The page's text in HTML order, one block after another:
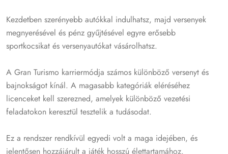
Kezdetben szerényebb autókkal indulhatsz, majd versenyek
megnyerésével és pénz gyűjtésével egyre erősebb
sportkocsikat és versenyautókat vásárolhatsz.
A Gran Turismo karriermódja számos különböző versenyt és
bajnokságot kínál. A magasabb kategóriák eléréséhez
licenceket kell szerezned, amelyek különböző vezetési
feladatokon keresztül tesztelik a tudásodat.
Ez a rendszer rendkívül egyedi volt a maga idejében, és
jelentősen hozzájárult a játék hosszú élettartamához.